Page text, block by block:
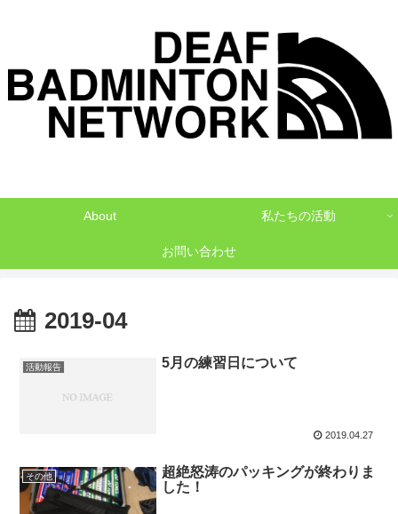
About 私たちの活動
お問い合わせ
2019-04
活動報告 5月の練習日について
2019.04.27
その他
超絶怒涛のパッキングが終わりま
した！